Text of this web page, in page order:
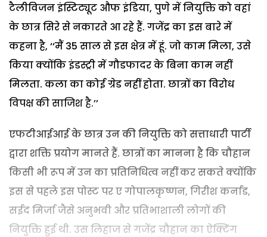
टैलीविजन इंस्टिट्यूट औफ इंडिया, पुणे में नियुक्ति को वहां
के छात्र सिरे से नकारते आ रहे हैं. गजेंद्र का इस बारे में
कहना है, ‘‘मैं 35 साल से इस क्षेत्र में हूं. जो काम मिला, उसे
किया क्योंकि इंडस्ट्री में गौडफादर के बिना काम नहीं
मिलता. कला का कोई ग्रेड नहीं होता. छात्रों का विरोध
विपक्ष की साजिश है.’’
एफटीआईआई के छात्र उन की नियुक्ति को सत्ताधारी पार्टी
द्वारा शक्ति प्रयोग मानते हैं. छात्रों का मानना है कि चौहान
किसी भी रूप में उन का प्रतिनिधित्व नहीं कर सकते क्योंकि
इस से पहले इस पोस्ट पर ए गोपालकृष्णन, गिरीश कर्नाड,
सईद मिर्जा जैसे अनुभवी और प्रतिभाशाली लोगों की
नियुक्ति हुई थी. उस लिहाज से गजेंद्र चौहान का ऐक्टिंग